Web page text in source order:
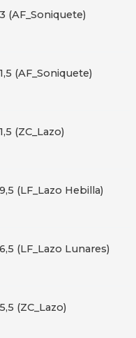
(AF_Soniquete)
(AF_Soniquete)
(ZC_Lazo)
(LF_Lazo Hebilla)
(LF_Lazo Lunares)
(ZC_Lazo)